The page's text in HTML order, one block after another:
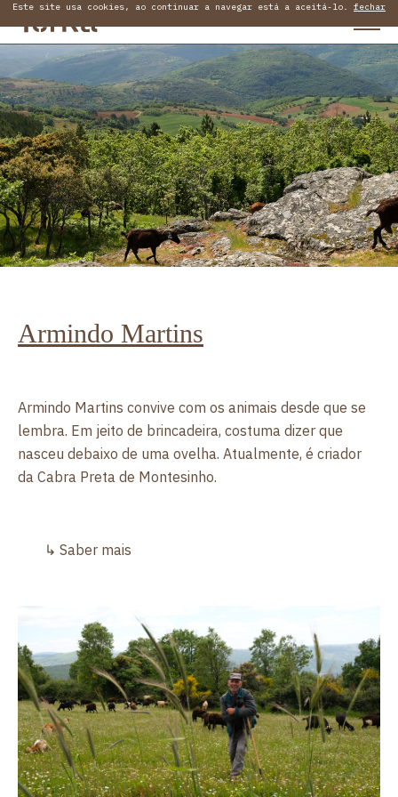
Este site usa cookies, ao continuar a navegar está a aceitá-lo. fechar
Armindo Martins
Armindo Martins convive com os animais desde que se
lembra. Em jeito de brincadeira, costuma dizer que
nasceu debaixo de uma ovelha. Atualmente, é criador
da Cabra Preta de Montesinho.
↳ Saber mais